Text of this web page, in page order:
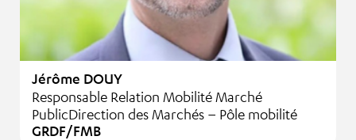
Jérôme DOUY
Responsable Relation Mobilité Marché
PublicDirection des Marchés – Pôle mobilité
GRDF/FMB